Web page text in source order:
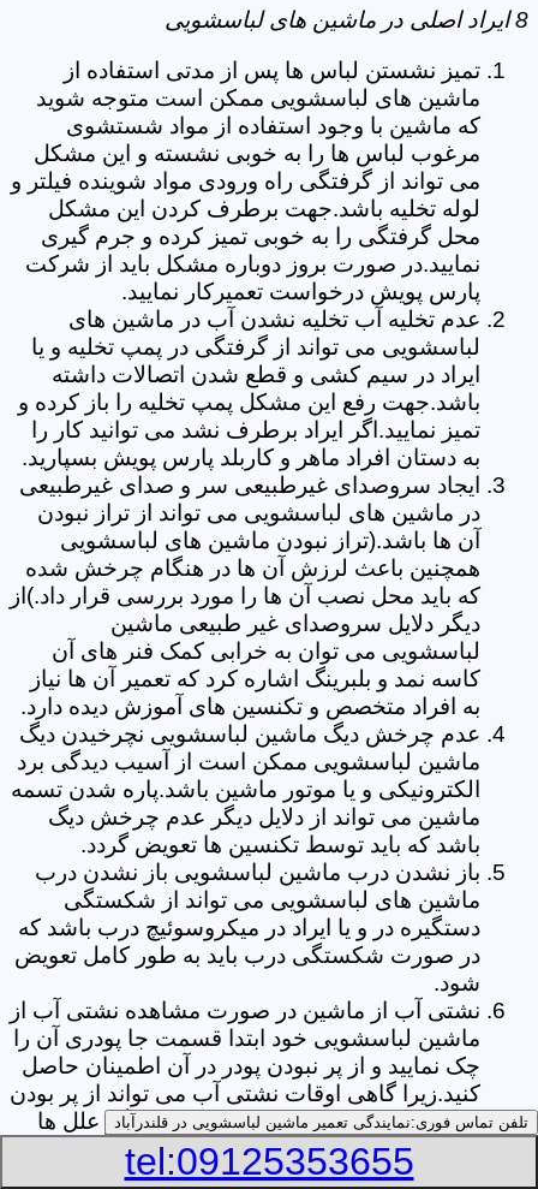
8 ایراد اصلی در ماشین های لباسشویی
تمیز نشستن لباس ها پس از مدتی استفاده از
ماشین های لباسشویی ممکن است متوجه شوید
که ماشین با وجود استفاده از مواد شستشوی
مرغوب لباس ها را به خوبی نشسته و این مشکل
می تواند از گرفتگی راه ورودی مواد شوینده فیلتر و
لوله تخلیه باشد.جهت برطرف کردن این مشکل
محل گرفتگی را به خوبی تمیز کرده و جرم گیری
نمایید.در صورت بروز دوباره مشکل باید از شرکت
پارس پویش درخواست تعمیرکار نمایید.
عدم تخلیه آب تخلیه نشدن آب در ماشین های
لباسشویی می تواند از گرفتگی در پمپ تخلیه و یا
ایراد در سیم کشی و قطع شدن اتصالات داشته
باشد.جهت رفع این مشکل پمپ تخلیه را باز کرده و
تمیز نمایید.اگر ایراد برطرف نشد می توانید کار را
به دستان افراد ماهر و کاربلد پارس پویش بسپارید.
ایجاد سروصدای غیرطبیعی سر و صدای غیرطبیعی
در ماشین های لباسشویی می تواند از تراز نبودن
آن ها باشد.(تراز نبودن ماشین های لباسشویی
همچنین باعث لرزش آن ها در هنگام چرخش شده
که باید محل نصب آن ها را مورد بررسی قرار داد.)از
دیگر دلایل سروصدای غیر طبیعی ماشین
لباسشویی می توان به خرابی کمک فنر های آن
کاسه نمد و بلبرینگ اشاره کرد که تعمیر آن ها نیاز
به افراد متخصص و تکنسین های آموزش دیده دارد.
عدم چرخش دیگ ماشین لباسشویی نچرخیدن دیگ
ماشین لباسشویی ممکن است از آسیب دیدگی برد
الکترونیکی و یا موتور ماشین باشد.پاره شدن تسمه
ماشین می تواند از دلایل دیگر عدم چرخش دیگ
باشد که باید توسط تکنسین ها تعویض گردد.
باز نشدن درب ماشین لباسشویی باز نشدن درب
ماشین های لباسشویی می تواند از شکستگی
دستگیره در و یا ایراد در میکروسوئیچ درب باشد که
در صورت شکستگی درب باید به طور کامل تعویض
شود.
نشتی آب از ماشین در صورت مشاهده نشتی آب از
ماشین لباسشویی خود ابتدا قسمت جا پودری آن را
چک نمایید و از پر نبودن پودر در آن اطمینان حاصل
کنید.زیرا گاهی اوقات نشتی آب می تواند از پر بودن
بیش از حد جا پودری از پودر باشد.از دیگر علل ها
می توان به پارگی لاستیک دور درب ماشین شلنگ
تخلیه خرطومی زیر دیگ و یا شکستگی دیگ ماشین
تلفن تماس فوری:نمایندگی تعمیر ماشین لباسشویی در قلندرآباد
tel:09125353655